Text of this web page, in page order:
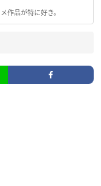
作品が特に好き。